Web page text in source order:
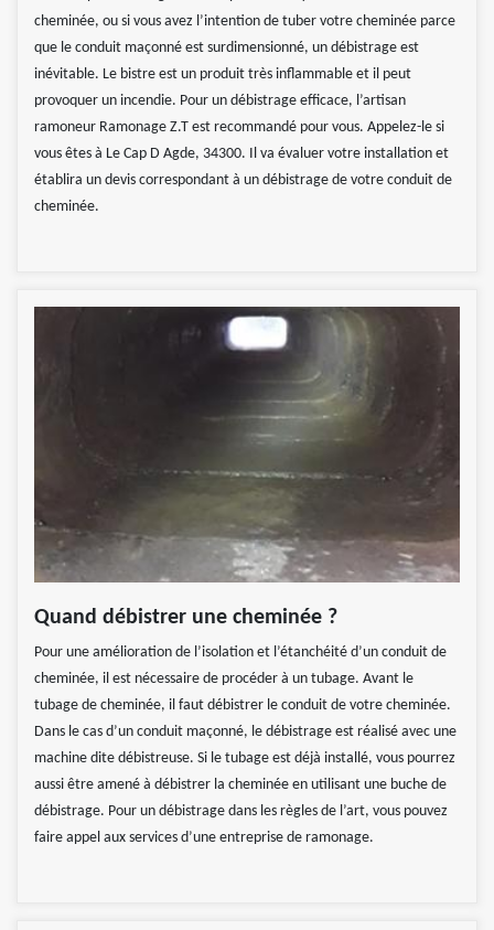
cheminée, ou si vous avez l’intention de tuber votre cheminée parce
que le conduit maçonné est surdimensionné, un débistrage est
inévitable. Le bistre est un produit très inflammable et il peut
provoquer un incendie. Pour un débistrage efficace, l’artisan
ramoneur Ramonage Z.T est recommandé pour vous. Appelez-le si
vous êtes à Le Cap D Agde, 34300. Il va évaluer votre installation et
établira un devis correspondant à un débistrage de votre conduit de
cheminée.
Quand débistrer une cheminée ?
Pour une amélioration de l’isolation et l’étanchéité d’un conduit de
cheminée, il est nécessaire de procéder à un tubage. Avant le
tubage de cheminée, il faut débistrer le conduit de votre cheminée.
Dans le cas d’un conduit maçonné, le débistrage est réalisé avec une
machine dite débistreuse. Si le tubage est déjà installé, vous pourrez
aussi être amené à débistrer la cheminée en utilisant une buche de
débistrage. Pour un débistrage dans les règles de l’art, vous pouvez
faire appel aux services d’une entreprise de ramonage.